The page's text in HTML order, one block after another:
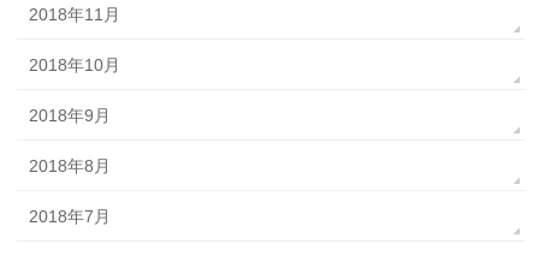
2018年11月
2018年10月
2018年9月
2018年8月
2018年7月